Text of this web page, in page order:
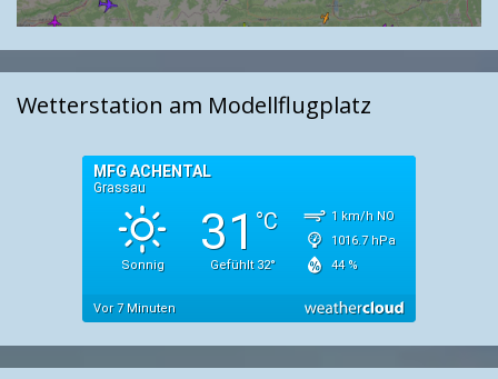
Wetterstation am Modellflugplatz